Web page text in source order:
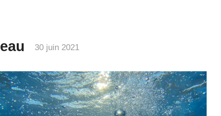
30 juin 2021
eau